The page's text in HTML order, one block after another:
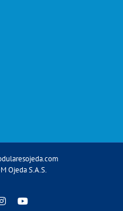
Ojeda S.A.S.
InstagramYouTube